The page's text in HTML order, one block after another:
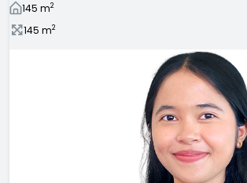
145 m2
145 m2